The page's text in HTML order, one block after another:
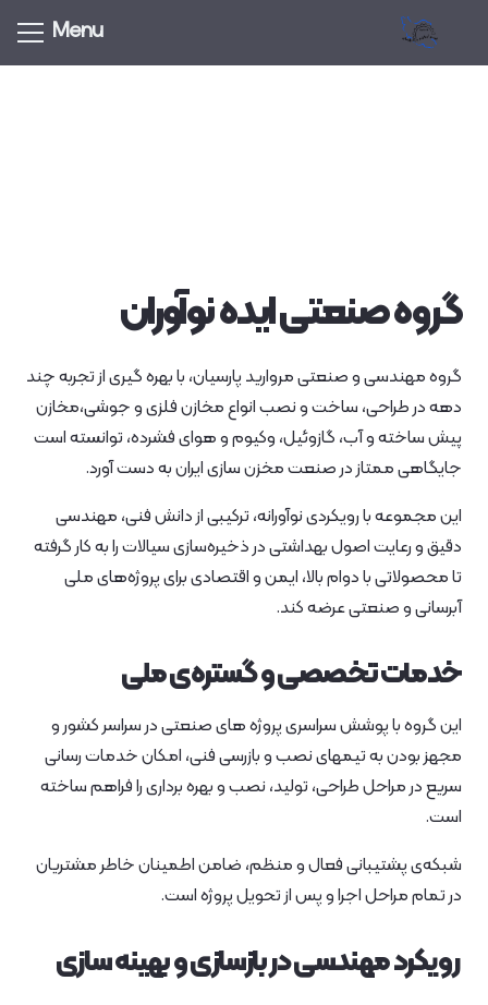
Menu
گروه صنعتی ایده نوآوران
گروه مهندسی و صنعتی مروارید پارسیان، با بهره‌ گیری از تجربه‌ چند
دهه در طراحی، ساخت و نصب انواع مخازن فلزی و جوشی،مخازن
پیش ساخته و آب، گازوئیل، وکیوم و هوای فشرده، توانسته است
جایگاهی ممتاز در صنعت مخزن‌ سازی ایران به دست آورد.
این مجموعه با رویکردی نوآورانه، ترکیبی از دانش فنی، مهندسی
دقیق و رعایت اصول بهداشتی در ذخیره‌سازی سیالات را به کار گرفته
تا محصولاتی با دوام بالا، ایمن و اقتصادی برای پروژه‌های ملی
آبرسانی و صنعتی عرضه کند.
خدمات تخصصی و گستره‌ی ملی
این گروه با پوشش سراسری پروژه‌ های صنعتی در سراسر کشور و
مجهز بودن به تیمهای نصب و بازرسی فنی، امکان خدمات‌ رسانی
سریع در مراحل طراحی، تولید، نصب و بهره‌ برداری را فراهم ساخته
است.
شبکه‌ی پشتیبانی فعال و منظم، ضامن اطمینان خاطر مشتریان
در تمام مراحل اجرا و پس از تحویل پروژه است.
رویکرد مهندسی در بازسازی و بهینه‌ سازی